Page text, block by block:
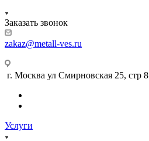
Заказать звонок
zakaz@metall-ves.ru
г. Москва ул Смирновская 25, стр 8
Услуги